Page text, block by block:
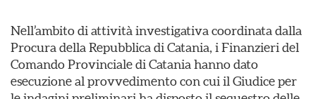
Nell’ambito di attività investigativa coordinata dalla
Procura della Repubblica di Catania, i Finanzieri del
Comando Provinciale di Catania hanno dato
esecuzione al provvedimento con cui il Giudice per